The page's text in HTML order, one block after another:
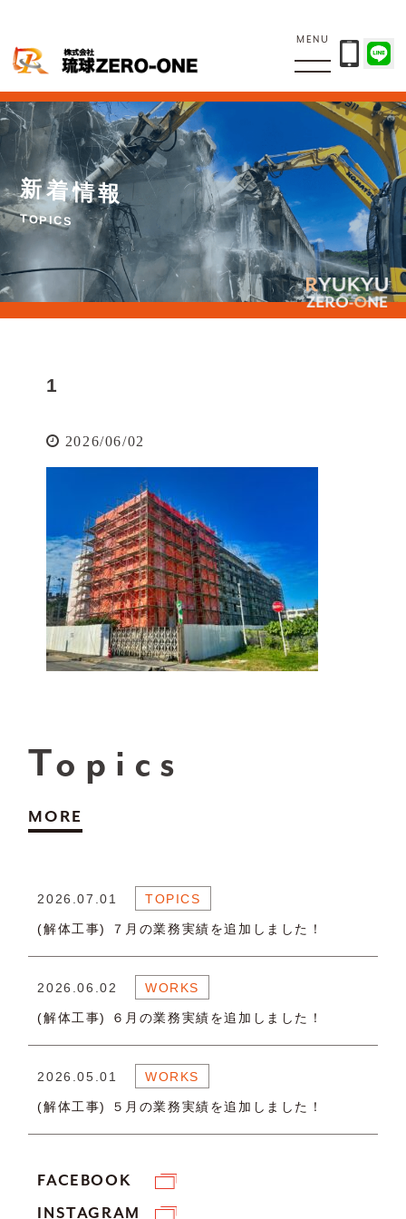
MENU
新着情報
TOPICS
1
2026/06/02
Topics
MORE
2026.07.01 TOPICS
(解体工事) ７月の業務実績を追加しました！
2026.06.02 WORKS
(解体工事) ６月の業務実績を追加しました！
2026.05.01 WORKS
(解体工事) ５月の業務実績を追加しました！
FACEBOOK
INSTAGRAM